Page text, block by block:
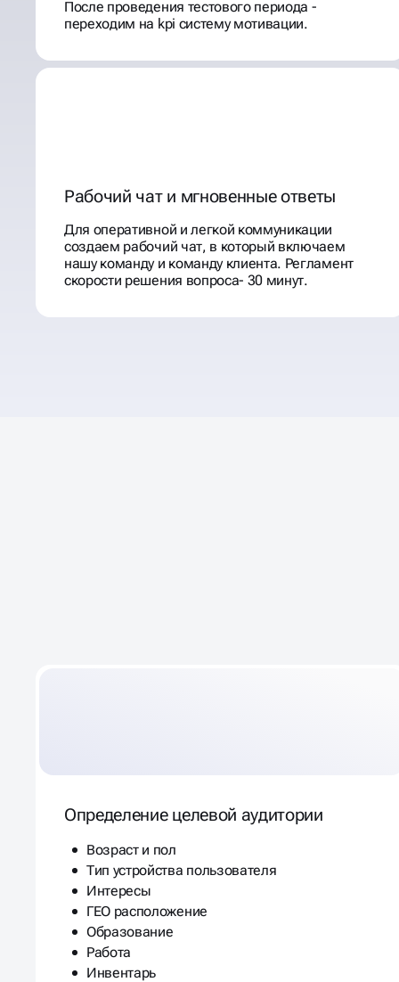
После проведения тестового периода -
переходим на kpi систему мотивации.
Рабочий чат и мгновенные ответы
Для оперативной и легкой коммуникации
создаем рабочий чат, в который включаем
нашу команду и команду клиента. Регламент
скорости решения вопроса- 30 минут.
Определение целевой аудитории
Возраст и пол
Тип устройства пользователя
Интересы
ГЕО расположение
Образование
Работа
Инвентарь